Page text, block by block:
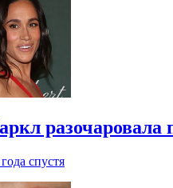
разочаровала
спустя